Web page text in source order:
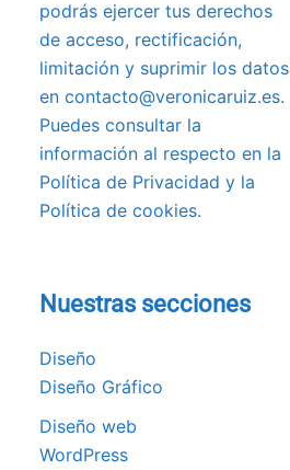
podrás ejercer tus derechos
de acceso, rectificación,
limitación y suprimir los datos
en contacto@veronicaruiz.es.
Puedes consultar la
información al respecto en la
Política de Privacidad y la
Política de cookies.
Nuestras secciones
Diseño
Diseño Gráfico
Diseño web
WordPress